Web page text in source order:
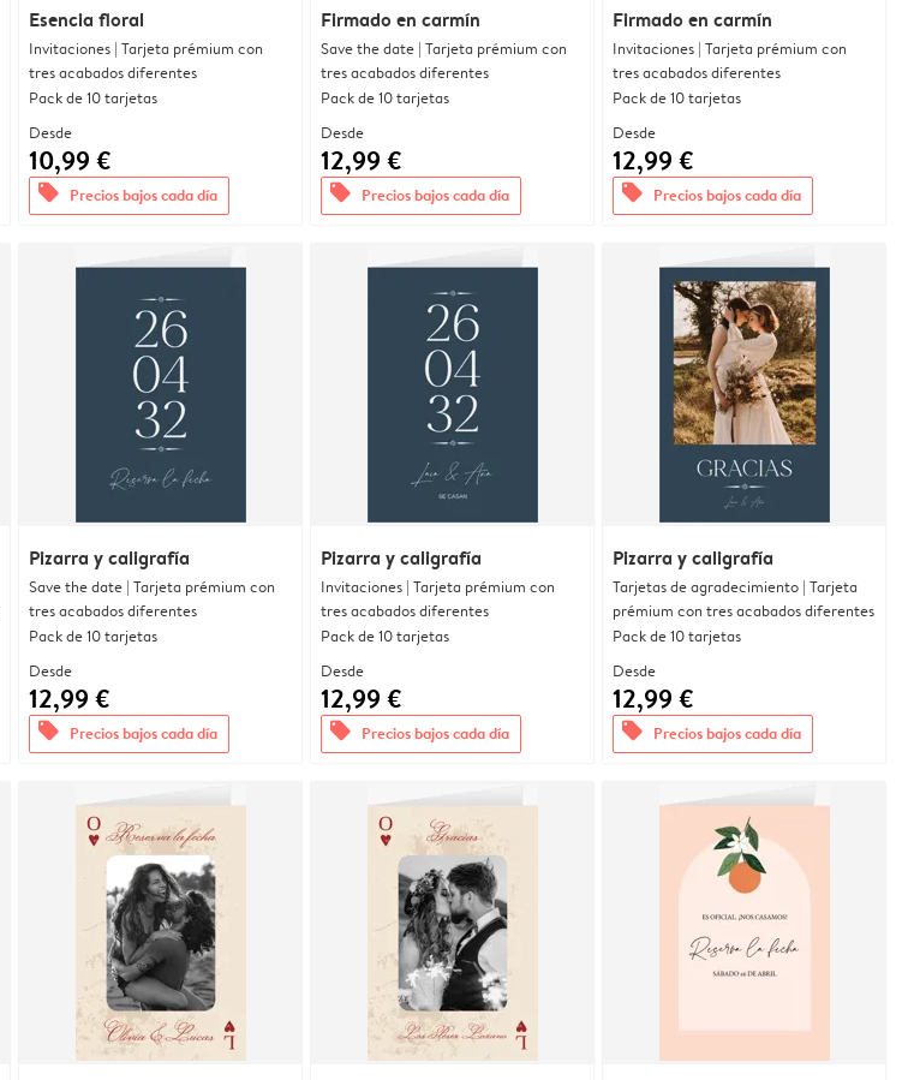
Esencia floral
Invitaciones | Tarjeta prémium con
tres acabados diferentes
Pack de 10 tarjetas
Desde
10,99 €
offers Precios bajos cada día
Firmado en carmín
Save the date | Tarjeta prémium con
tres acabados diferentes
Pack de 10 tarjetas
Desde
12,99 €
offers Precios bajos cada día
Firmado en carmín
Invitaciones | Tarjeta prémium con
tres acabados diferentes
Pack de 10 tarjetas
Desde
12,99 €
offers Precios bajos cada día
Pizarra y caligrafía
Save the date | Tarjeta prémium con
tres acabados diferentes
Pack de 10 tarjetas
Desde
12,99 €
offers Precios bajos cada día
Pizarra y caligrafía
Invitaciones | Tarjeta prémium con
tres acabados diferentes
Pack de 10 tarjetas
Desde
12,99 €
offers Precios bajos cada día
Pizarra y caligrafía
Tarjetas de agradecimiento | Tarjeta
prémium con tres acabados diferentes
Pack de 10 tarjetas
Desde
12,99 €
offers Precios bajos cada día